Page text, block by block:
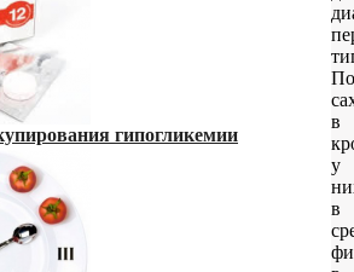
гипогликемии
в
у
в